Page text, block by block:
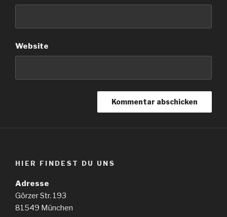
Website
HIER FINDEST DU UNS
Adresse
Görzer Str. 193
81549 München